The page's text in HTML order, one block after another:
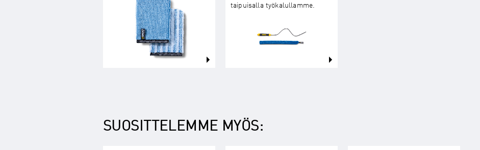
taipuisalla työkalullamme.
SUOSITTELEMME MYÖS: